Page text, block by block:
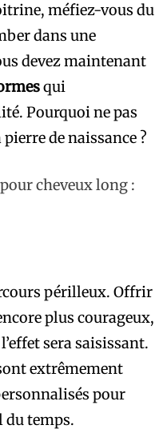
méfiez-vous du
dans une
devez maintenant
qui
Pourquoi ne pas
de naissance ?
cheveux long :
périlleux. Offrir
plus courageux,
sera saisissant.
extrêmement
pour
du temps.